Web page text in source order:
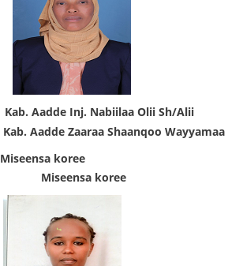
Kab. Aadde Inj.
Kab. Aadde Zaaraa Shaanqoo Wayyamaa
Miseensa
Miseensa koree